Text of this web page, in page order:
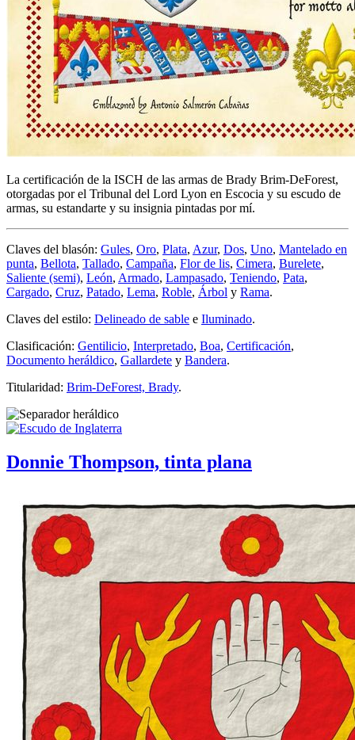
La certificación de la ISCH de las armas de Brady Brim-DeForest,
otorgadas por el Tribunal del Lord Lyon en Escocia y su escudo de
armas, su estandarte y su insignia pintadas por mí.
Claves del blasón: Gules, Oro, Plata, Azur, Dos, Uno, Mantelado en
punta, Bellota, Tallado, Campaña, Flor de lis, Cimera, Burelete,
Saliente (semi), León, Armado, Lampasado, Teniendo, Pata,
Cargado, Cruz, Patado, Lema, Roble, Árbol y Rama.
Claves del estilo: Delineado de sable e Iluminado.
Clasificación: Gentilicio, Interpretado, Boa, Certificación,
Documento heráldico, Gallardete y Bandera.
Titularidad: Brim-DeForest, Brady.
Donnie Thompson, tinta plana